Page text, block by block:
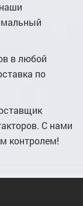
в любой
по
С нами
контролем!